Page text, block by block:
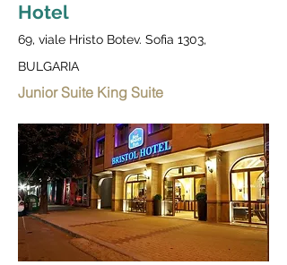
Hotel
69, viale Hristo Botev. Sofia 1303,
BULGARIA
Junior Suite King Suite